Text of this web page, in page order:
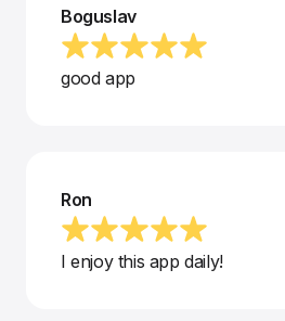
Boguslav
good app
Ron
I enjoy this app daily!